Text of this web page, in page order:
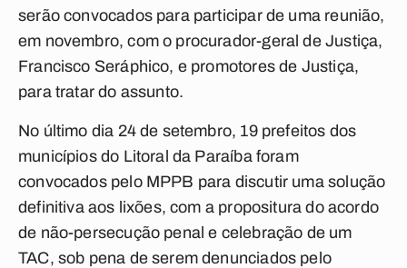
serão convocados para participar de uma reunião,
em novembro, com o procurador-geral de Justiça,
Francisco Seráphico, e promotores de Justiça,
para tratar do assunto.
No último dia 24 de setembro, 19 prefeitos dos
municípios do Litoral da Paraíba foram
convocados pelo MPPB para discutir uma solução
definitiva aos lixões, com a propositura do acordo
de não-persecução penal e celebração de um
TAC, sob pena de serem denunciados pelo